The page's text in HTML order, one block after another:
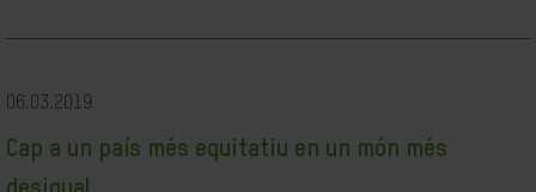
06.03.2019
Cap a un país més equitatiu en un món més